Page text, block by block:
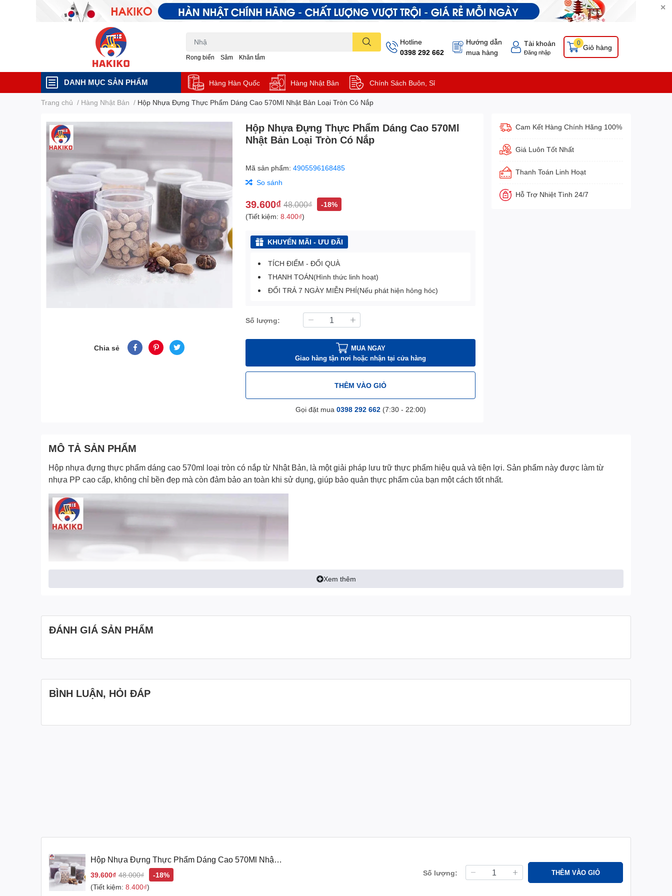
✕
Rong biển Sâm Khăn tắm
Hotline
0398 292 662
Hướng dẫn
mua hàng
Tài khoản
Đăng nhập
Giỏ hàng
0
DANH MỤC SẢN PHẨM Hàng Hàn Quốc Hàng Nhật Bản Chính Sách Buôn, Sỉ
Trang chủ / Hàng Nhật Bản / Hộp Nhựa Đựng Thực Phẩm Dáng Cao 570Ml Nhật Bản Loại Tròn Có Nắp
Chia sẻ
Hộp Nhựa Đựng Thực Phẩm Dáng Cao 570Ml
Nhật Bản Loại Tròn Có Nắp
Mã sản phẩm:4905596168485
So sánh
39.600₫ 48.000₫
-18%
(Tiết kiệm:8.400₫)
KHUYẾN MÃI - ƯU ĐÃI
TÍCH ĐIỂM - ĐỔI QUÀ
THANH TOÁN(Hình thức linh hoạt)
ĐỔI TRẢ 7 NGÀY MIỄN PHÍ(Nếu phát hiện hỏng hóc)
Số lượng:
MUA NGAY
Giao hàng tận nơi hoặc nhận tại cửa hàng
THÊM VÀO GIỎ
Gọi đặt mua 0398 292 662(7:30 - 22:00)
Cam Kết Hàng Chính Hãng 100%
Giá Luôn Tốt Nhất
Thanh Toán Linh Hoạt
Hỗ Trợ Nhiệt Tình 24/7
MÔ TẢ SẢN PHẨM
Hộp nhựa đựng thực phẩm dáng cao 570ml loại tròn có nắp từ Nhật Bản, là một giải pháp lưu trữ thực phẩm hiệu quả và tiện lợi. Sản phẩm này được làm từ
nhựa PP cao cấp, không chỉ bền đẹp mà còn đảm bảo an toàn khi sử dụng, giúp bảo quản thực phẩm của bạn một cách tốt nhất.
Thiết kế dáng cao và tròn giúp tối ưu không gian lưu trữ.
Bảo quản thực phẩm một cách hiệu quả, giữ cho thực phẩm tươi ngon và sạch sẽ.
Hướng dẫn sử dụng và bảo quản
Xem thêm
ĐÁNH GIÁ SẢN PHẨM
BÌNH LUẬN, HỎI ĐÁP
Hộp Nhựa Đựng Thực Phẩm Dáng Cao 570Ml Nhật
Bản Loại Tròn Có Nắp
39.600₫ 48.000₫
-18%
(Tiết kiệm:8.400₫)
Số lượng: THÊM VÀO GIỎ